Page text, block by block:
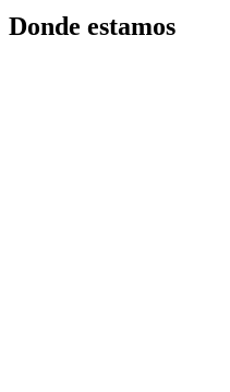
Donde estamos